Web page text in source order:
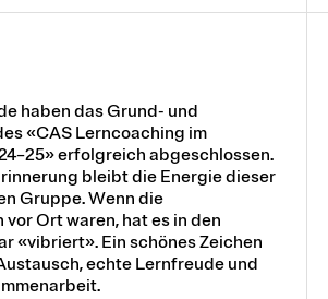
haben das Grund- und
«CAS Lerncoaching im
erfolgreich abgeschlossen.
bleibt die Energie dieser
Gruppe. Wenn die
vor Ort waren, hat es in den
«vibriert». Ein schönes Zeichen
echte Lernfreude und